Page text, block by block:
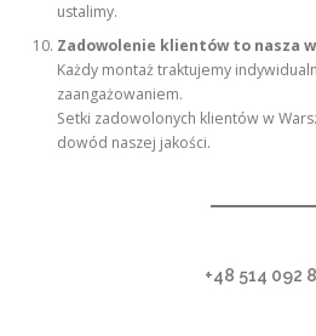
ustalimy.
Zadowolenie klientów to nasza
Każdy montaż traktujemy
zaangażowaniem.
Setki zadowolonych klientów w
dowód naszej jakości.
+48 514 092